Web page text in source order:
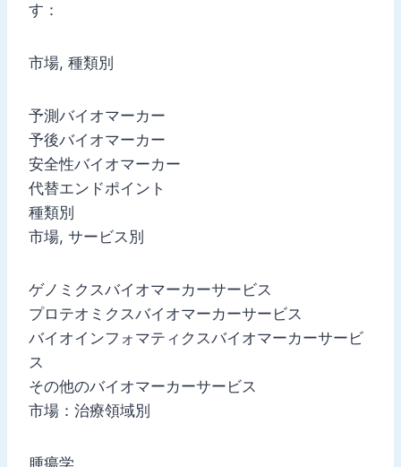
す：
市場, 種類別
予測バイオマーカー
予後バイオマーカー
安全性バイオマーカー
代替エンドポイント
種類別
市場, サービス別
ゲノミクスバイオマーカーサービス
プロテオミクスバイオマーカーサービス
バイオインフォマティクスバイオマーカーサービ
ス
その他のバイオマーカーサービス
市場：治療領域別